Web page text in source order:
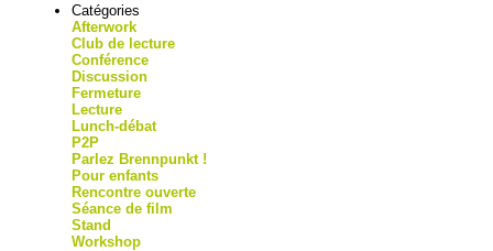
Catégories
Afterwork
Club de lecture
Conférence
Discussion
Fermeture
Lecture
Lunch-débat
P2P
Parlez Brennpunkt !
Pour enfants
Rencontre ouverte
Séance de film
Stand
Workshop